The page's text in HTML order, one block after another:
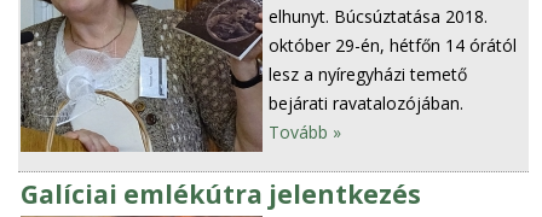
elhunyt. Búcsúztatása 2018.
október 29-én, hétfőn 14 órától
lesz a nyíregyházi temető
bejárati ravatalozójában.
Tovább »
Galíciai emlékútra jelentkezés